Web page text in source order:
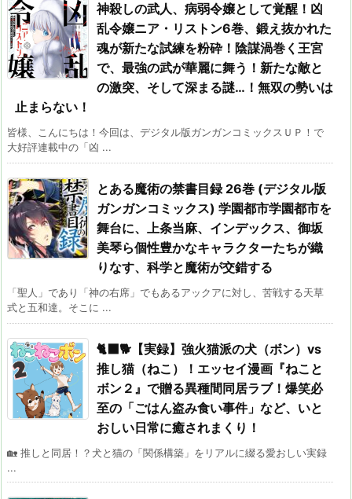
神殺しの武人、病弱令嬢として覚醒！凶
乱令嬢ニア・リストン6巻、鍛え抜かれた
魂が新たな試練を粉砕！陰謀渦巻く王宮
で、最強の武が華麗に舞う！新たな敵と
の激突、そして深まる謎…！無双の勢いは
止まらない！
皆様、こんにちは！今回は、デジタル版ガンガンコミックスＵＰ！で
大好評連載中の「凶 ...
とある魔術の禁書目録 26巻 (デジタル版
ガンガンコミックス) 学園都市学園都市を
舞台に、上条当麻、インデックス、御坂
美琴ら個性豊かなキャラクターたちが織
りなす、科学と魔術が交錯する
「聖人」であり「神の右席」でもあるアックアに対し、苦戦する天草
式と五和達。そこに ...
🐈‍⬛🐕【実録】強火猫派の犬（ボン）vs
推し猫（ねこ）！エッセイ漫画『ねこと
ボン２』で贈る異種間同居ラブ！爆笑必
至の「ごはん盗み食い事件」など、いと
おしい日常に癒されまくり！
🏡 推しと同居！？犬と猫の「関係構築」をリアルに綴る愛おしい実録
...